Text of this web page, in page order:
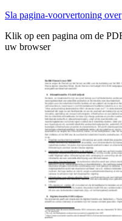
Sla pagina-voorvertoning over
Klik op een pagina om de
uw browser